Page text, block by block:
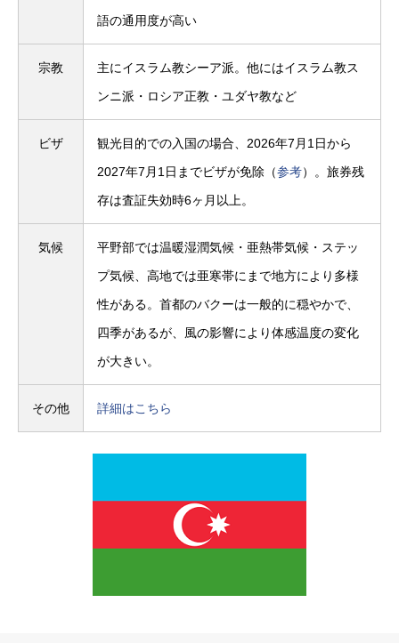
語の通用度が高い
宗教
主にイスラム教シーア派。他にはイスラム教ス
ンニ派・ロシア正教・ユダヤ教など
ビザ
観光目的での入国の場合、2026年7月1日から
2027年7月1日までビザが免除（参考）。旅券残
存は査証失効時6ヶ月以上。
気候
平野部では温暖湿潤気候・亜熱帯気候・ステッ
プ気候、高地では亜寒帯にまで地方により多様
性がある。首都のバクーは一般的に穏やかで、
四季があるが、風の影響により体感温度の変化
が大きい。
その他 詳細はこちら